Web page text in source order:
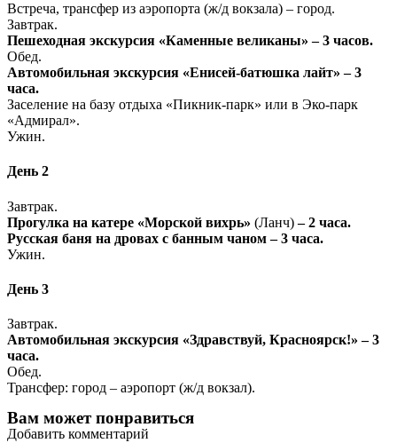
Встреча, трансфер из аэропорта (ж/д вокзала) – город.
Завтрак.
Пешеходная экскурсия «Каменные великаны» – 3 часов.
Обед.
Автомобильная экскурсия «Енисей-батюшка лайт» – 3
часа.
Заселение на базу отдыха «Пикник-парк» или в Эко-парк
«Адмирал».
Ужин.
День 2
Завтрак.
Прогулка на катере «Морской вихрь» (Ланч)– 2 часа.
Русская баня на дровах с банным чаном – 3 часа.
Ужин.
День 3
Завтрак.
Автомобильная экскурсия «Здравствуй, Красноярск!» – 3
часа.
Обед.
Трансфер: город – аэропорт (ж/д вокзал).
Вам может понравиться
Добавить комментарий